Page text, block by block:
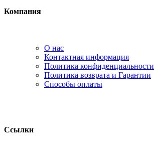
Компания
О нас
Контактная информация
Политика конфиденциальности
Политика возврата и Гарантии
Способы оплаты
Ссылки